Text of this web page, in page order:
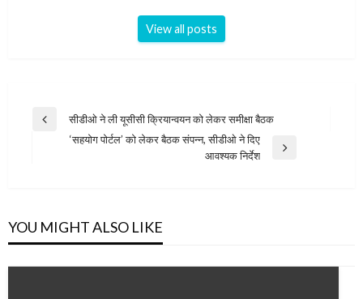
View all posts
Post
navigation
Previous
सीडीओ ने ली यूसीसी क्रियान्वयन को लेकर समीक्षा बैठक
‘सहयोग पोर्टल’ को लेकर बैठक संपन्न, सीडीओ ने दिए
आवश्यक निर्देश
YOU MIGHT ALSO LIKE